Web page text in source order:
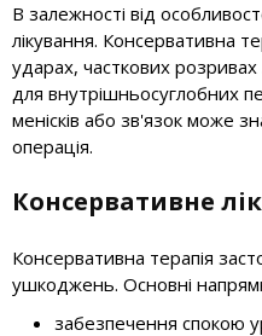
В залежності від
лікування. Консервативна
ударах, часткових розривах
для внутрішньосуглобних
менісків або зв'язок може
операція.
Консервативне
Консервативна терапія
ушкоджень. Основні
забезпечення спокою